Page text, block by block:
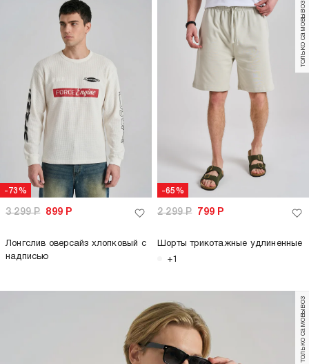
-73%
3 299Р 899 Р
Лонгслив оверсайз хлопковый с
надписью
-65%
только самовывоз
2 299Р 799 Р
Шорты трикотажные удлиненные
+1
только самовывоз